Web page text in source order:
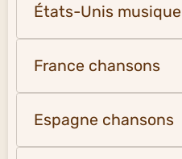
États-Unis musique
France chansons
Espagne chansons